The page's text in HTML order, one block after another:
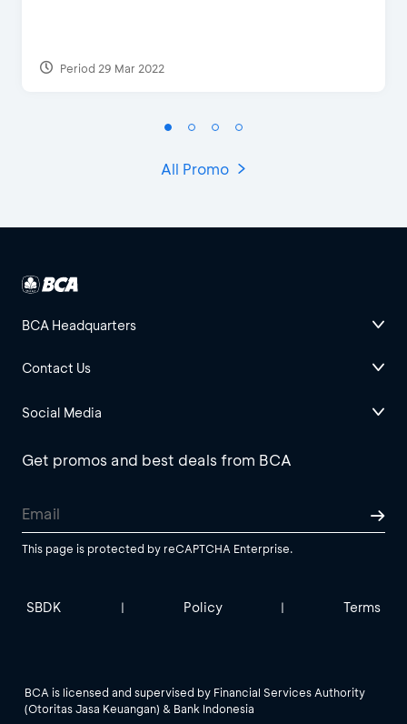
Period 29 Mar 2022
All Promo
BCA Headquarters
Contact Us
Social Media
Get promos and best deals from BCA
This page is protected by reCAPTCHA Enterprise.
SBDK | Policy | Terms
BCA is licensed and supervised by Financial Services Authority
(Otoritas Jasa Keuangan) & Bank Indonesia